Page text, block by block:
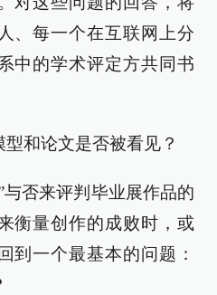
、每一个在互联网上分
中的学术评定方共同书
和论文是否被看见？
否来评判毕业展作品的
衡量创作的成败时，或
到一个最基本的问题：